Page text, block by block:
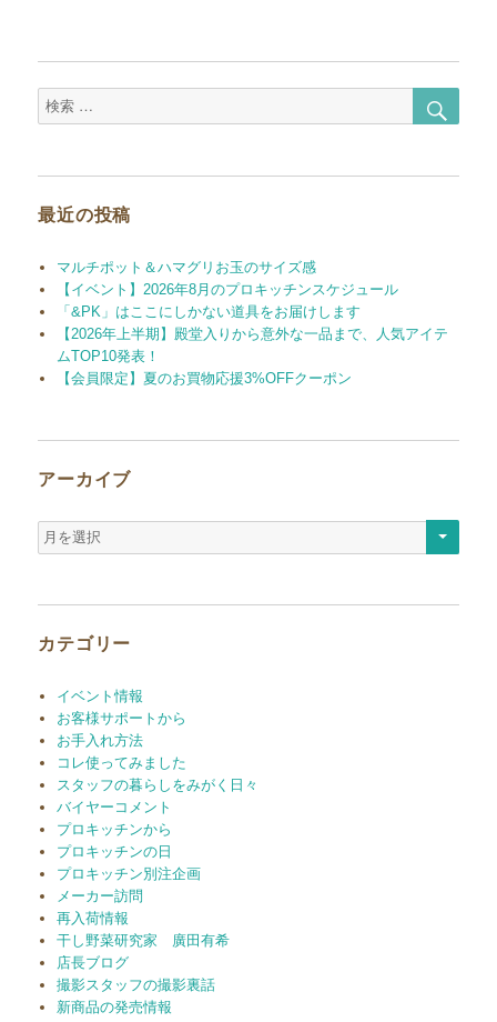
ン
検
索
索
最近の投稿
マルチポット＆ハマグリお玉のサイズ感
【イベント】2026年8月のプロキッチンスケジュール
「&PK」はここにしかない道具をお届けします
【2026年上半期】殿堂入りから意外な一品まで、人気アイテ
ムTOP10発表！
【会員限定】夏のお買物応援3%OFFクーポン
アーカイブ
ア
ー
カテゴリー
イベント情報
お客様サポートから
お手入れ方法
コレ使ってみました
スタッフの暮らしをみがく日々
バイヤーコメント
プロキッチンから
プロキッチンの日
プロキッチン別注企画
メーカー訪問
再入荷情報
干し野菜研究家 廣田有希
店長ブログ
撮影スタッフの撮影裏話
新商品の発売情報